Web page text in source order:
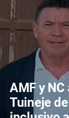
AMF y
Tuineje